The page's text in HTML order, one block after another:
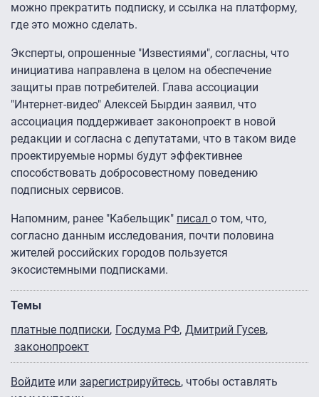
можно прекратить подписку, и ссылка на платформу,
где это можно сделать.
Эксперты, опрошенные "Известиями", согласны, что
инициатива направлена в целом на обеспечение
защиты прав потребителей. Глава ассоциации
"Интернет-видео" Алексей Бырдин заявил, что
ассоциация поддерживает законопроект в новой
редакции и согласна с депутатами, что в таком виде
проектируемые нормы будут эффективнее
способствовать добросовестному поведению
подписных сервисов.
Напомним, ранее "Кабельщик" писал о том, что,
согласно данным исследования, почти половина
жителей российских городов пользуется
экосистемными подписками.
Темы
платные подписки
Госдума РФ Дмитрий Гусев
законопроект
Войдите или зарегистрируйтесь, чтобы оставлять